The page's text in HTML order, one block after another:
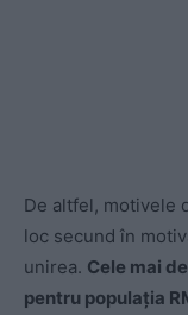
De altfel, motivele
loc secund în
unirea. Cele mai
pentru populația